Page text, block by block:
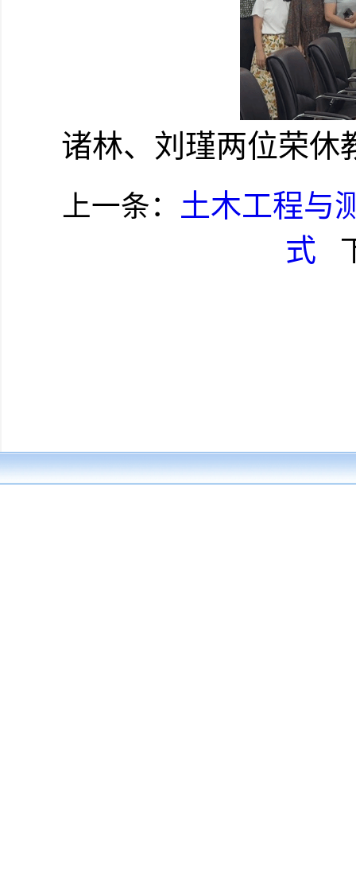
诸林、刘瑾两位荣休
上一条： 土木工程与
式